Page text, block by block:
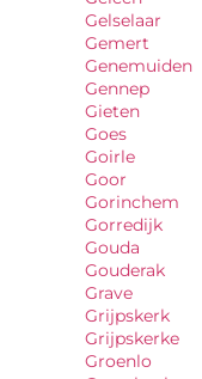
Gelselaar
Gemert
Genemuiden
Gennep
Gieten
Goes
Goirle
Goor
Gorinchem
Gorredijk
Gouda
Gouderak
Grave
Grijpskerk
Grijpskerke
Groenlo